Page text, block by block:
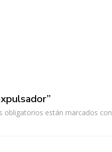
obligatorios están marcados con